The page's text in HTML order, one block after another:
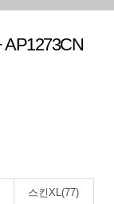
스킨XL(77)